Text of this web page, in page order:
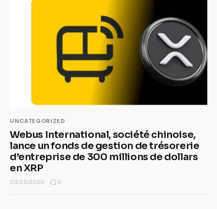
UNCATEGORIZED
Webus International, société chinoise,
lance un fonds de gestion de trésorerie
d’entreprise de 300 millions de dollars
en XRP
03/23/2020 0